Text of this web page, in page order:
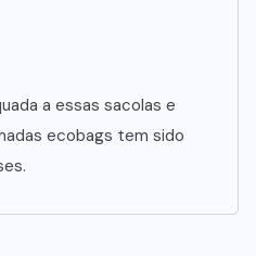
a essas sacolas e
ecobags tem sido